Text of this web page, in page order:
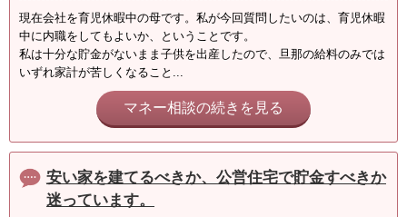
現在会社を育児休暇中の母です。私が今回質問したいのは、育児休暇
中に内職をしてもよいか、ということです。
私は十分な貯金がないまま子供を出産したので、旦那の給料のみでは
いずれ家計が苦しくなること...
マネー相談の続きを見る
安い家を建てるべきか、公営住宅で貯金すべきか
迷っています。